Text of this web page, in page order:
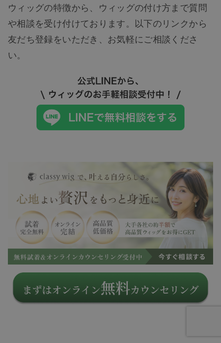
ウィッグの特徴から、ウィッグの付け方まで質問
や相談を受け付けております。以下のリンクから
友だち登録をいただき、お気軽にご相談くださ
い。